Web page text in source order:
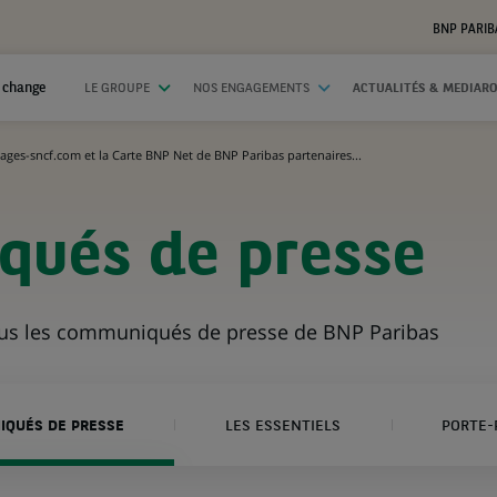
BNP
LE GROUPE NOS ENGAGEMENTS ACTUALITÉS &
sncf.com et la Carte BNP Net de BNP Paribas partenaires...
de presse
les communiqués de presse de BNP Paribas
DE PRESSE LES ESSENTIELS PORTE-